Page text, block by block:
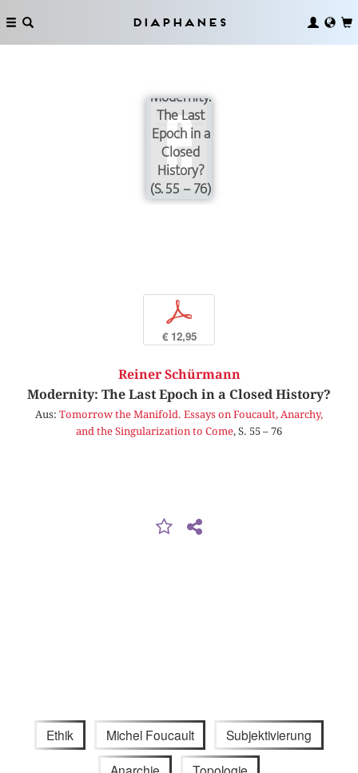
Diaphanes
Modernity:
The Last
Epoch in a
Closed
History?
(S. 55 – 76)
p
€ 12,95
Reiner Schürmann
Modernity: The Last Epoch in a Closed History?
Aus: Tomorrow the Manifold. Essays on Foucault, Anarchy,
and the Singularization to Come, S. 55 – 76
Ethik Michel Foucault Subjektivierung